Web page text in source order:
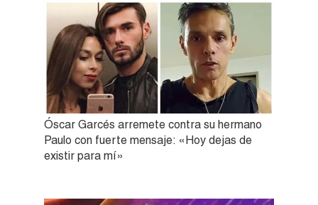
Óscar Garcés arremete contra su hermano
Paulo con fuerte mensaje: «Hoy dejas de
existir para mí»